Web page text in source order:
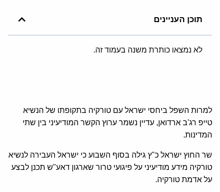
תוכן העניינים
לא נמצאו כותרת משנה בעמוד זה.
למרות השפל ביחסי ישראל עם טורקיה בתקופתו של הנשיא
טייפ רג'ב ארדואן, עדיין נשמר ערוץ הקשר המודיעיני בין שתי
המדינות.
שר החוץ ישראל כ"ץ גילה בסוף השבוע כי ישראל העבירה לנשיא
טורקיה מידע מודיעיני על פיגועי טרור שארגון דאע"ש תכנן לבצע
על אדמת טורקיה.